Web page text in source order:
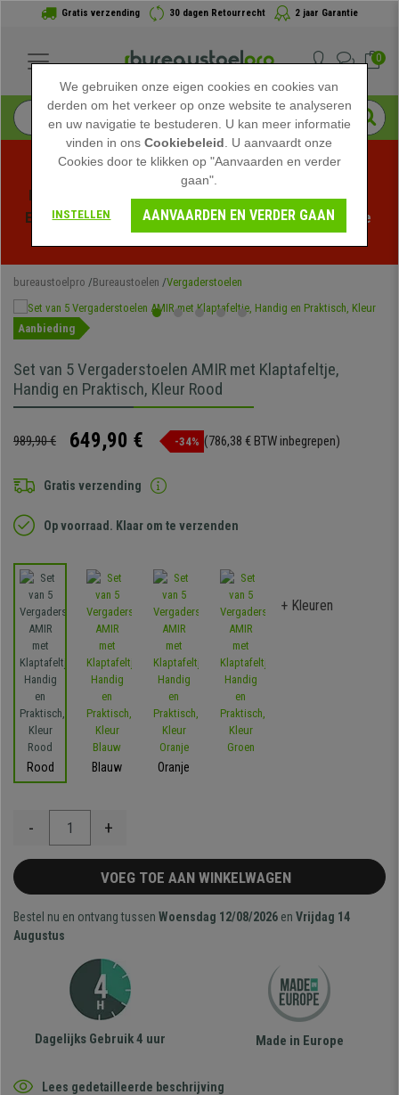
Gratis verzending 30 dagen Retourrecht 2 jaar Garantie
0
Profiteer van de Zomeruitverkoop bij bureaustoelpro!
Exclusieve kortingen voor een beperkte tijd - Bekijk de
bureaustoelpro Bureaustoelen Vergaderstoelen
Aanbieding
Set van 5 Vergaderstoelen AMIR met Klaptafeltje,
Handig en Praktisch, Kleur Rood
989,90 € 649,90 € -34% (786,38 € BTW inbegrepen)
Gratis verzending
Op voorraad. Klaar om te verzenden
Rood Blauw Oranje
+ Kleuren
- +
VOEG TOE AAN WINKELWAGEN
Bestel nu en ontvang tussen Woensdag 12/08/2026 en Vrijdag 14
Augustus
Dagelijks Gebruik 4 uur Made in Europe
Lees gedetailleerde beschrijving
We gebruiken onze eigen cookies en cookies van
derden om het verkeer op onze website te analyseren
en uw navigatie te bestuderen. U kan meer informatie
vinden in onsCookiebeleid . U aanvaardt onze
Cookies door te klikken op "Aanvaarden en verder
gaan".
INSTELLEN AANVAARDEN EN VERDER GAAN